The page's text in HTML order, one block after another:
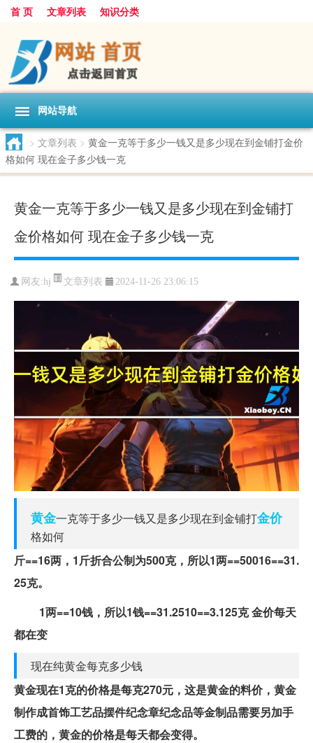
首 页 文章列表 知识分类
网站导航
> 文章列表 > 黄金一克等于多少一钱又是多少现在到金铺打金价
格如何 现在金子多少钱一克
黄金一克等于多少一钱又是多少现在到金铺打
金价格如何 现在金子多少钱一克
网友:hj 文章列表 2024-11-26 23:06:15
黄金一克等于多少一钱又是多少现在到金铺打金价
格如何
斤==16两，1斤折合公制为500克，所以1两==50016==31.
25克。
1两==10钱，所以1钱==31.2510==3.125克 金价每天
都在变
现在纯黄金每克多少钱
黄金现在1克的价格是每克270元，这是黄金的料价，黄金
制作成首饰工艺品摆件纪念章纪念品等金制品需要另加手
工费的，黄金的价格是每天都会变得。